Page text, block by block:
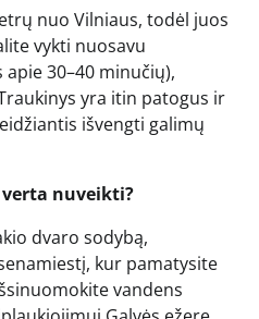
nuo Vilniaus, todėl juos
vykti nuosavu
30–40 minučių),
yra itin patogus ir
išvengti galimų
nuveikti?
dvaro sodybą,
kur pamatysite
vandens